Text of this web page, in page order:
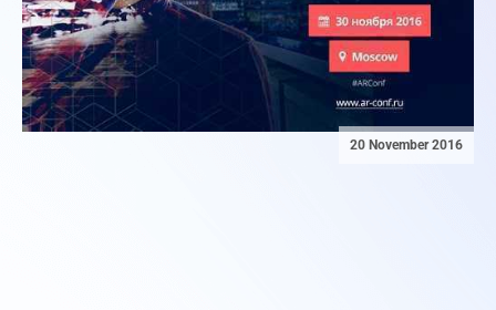
20 November 2016